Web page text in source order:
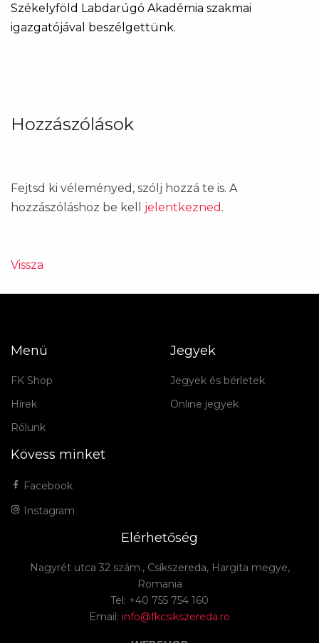
Székelyföld Labdarúgó Akadémia szakmai
igazgatójával beszélgettünk.
Hozzászólások
Fejtsd ki véleményed, szólj hozzá te is. A
hozzászóláshoz be kell jelentkezned .
Vissza
Menü
FK Shop
Hírek
Rólunk
Jegyek
Jegyek és bérletek
Online jegyek
Kövess minket
Facebook
Instagram
Elérhetőség
Nagyrét utca 32 szám., Csíkszereda, Hargita megye,
Romania
Tel: +40 755 754 160
Email: info@fkcsikszereda.ro